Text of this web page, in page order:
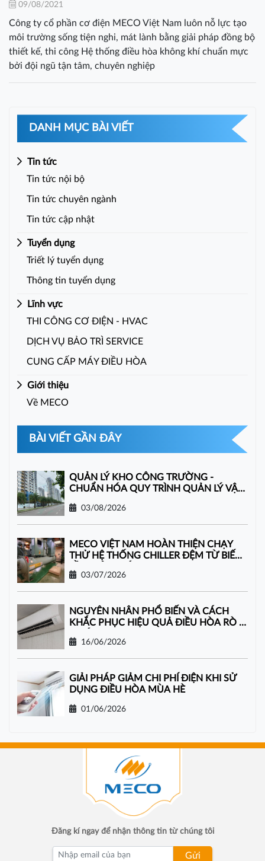
DANH MỤC BÀI VIẾT
Tin tức
Tin tức nội bộ
Tin tức chuyên ngành
Tin tức cập nhật
Tuyển dụng
Triết lý tuyển dụng
Thông tin tuyển dụng
Lĩnh vực
THI CÔNG CƠ ĐIỆN - HVAC
DỊCH VỤ BẢO TRÌ SERVICE
CUNG CẤP MÁY ĐIỀU HÒA
Giới thiệu
Về MECO
BÀI VIẾT GẦN ĐÂY
QUẢN LÝ KHO CÔNG TRƯỜNG -
CHUẨN HÓA QUY TRÌNH QUẢN LÝ VẬT
03/08/2026
MECO VIỆT NAM HOÀN THIỆN CHẠY
THỬ HỆ THỐNG CHILLER ĐỆM TỪ BIẾN
03/07/2026
NGUYÊN NHÂN PHỔ BIẾN VÀ CÁCH
KHẮC PHỤC HIỆU QUẢ ĐIỀU HÒA RÒ RỈ
16/06/2026
GIẢI PHÁP GIẢM CHI PHÍ ĐIỆN KHI SỬ
DỤNG ĐIỀU HÒA MÙA HÈ
01/06/2026
09/08/2021
Công ty cổ phần cơ điện MECO Việt Nam luôn nỗ lực tạo
môi trường sống tiện nghi, mát lành bằng giải pháp đồng bộ
thiết kế, thi công Hệ thống điều hòa không khí chuẩn mực
bởi đội ngũ tận tâm, chuyên nghiệp
Đăng kí ngay để nhận thông tin từ chúng tôi
Gửi